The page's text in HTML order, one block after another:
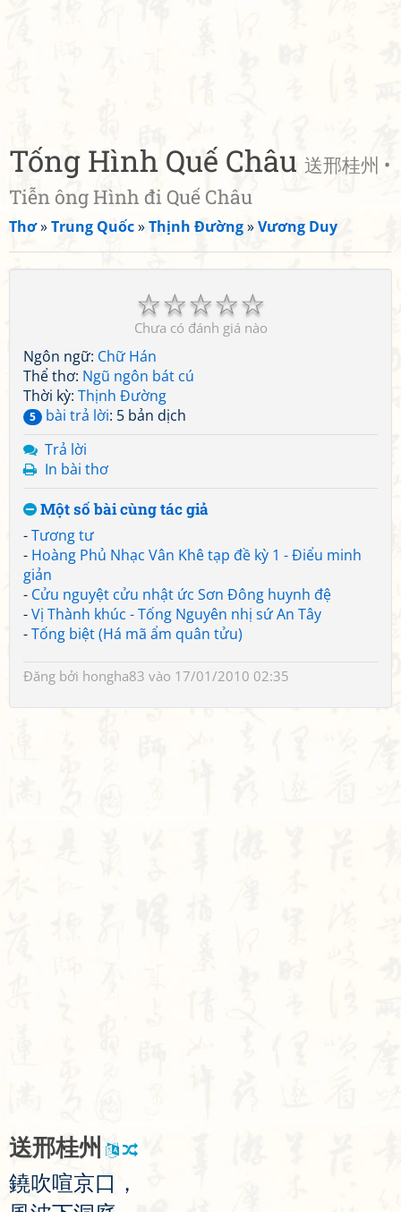
Tống Hình Quế Châu 送邢桂州 •
Tiễn ông Hình đi Quế Châu
Thơ»Trung Quốc»Thịnh Đường»Vương Duy
☆
☆
☆
☆
☆
Chưa có đánh giá nào
Ngôn ngữ: Chữ Hán
Thể thơ: Ngũ ngôn bát cú
Thời kỳ: Thịnh Đường
5 bài trả lời: 5 bản dịch
Trả lời
In bài thơ
Một số bài cùng tác giả
-Tương tư
- Hoàng Phủ Nhạc Vân Khê tạp đề kỳ 1 - Điểu minh
giản
- Cửu nguyệt cửu nhật ức Sơn Đông huynh đệ
-Vị Thành khúc - Tống Nguyên nhị sứ An Tây
-Tống biệt (Há mã ẩm quân tửu)
Đăng bởi hongha83 vào 17/01/2010 02:35
送邢桂州
鐃吹喧京口 ，